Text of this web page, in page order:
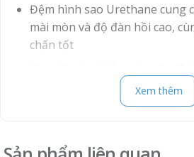
Đệm hình sao Urethane cung
mài mòn và độ đàn hồi cao,
chấn tốt
cũng như các tác động khí
Xem thêm